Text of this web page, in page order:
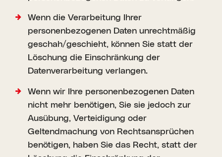
Wenn die Verarbeitung Ihrer
personenbezogenen Daten unrechtmäßig
geschah/geschieht, können Sie statt der
Löschung die Einschränkung der
Datenverarbeitung verlangen.
Wenn wir Ihre personenbezogenen Daten
nicht mehr benötigen, Sie sie jedoch zur
Ausübung, Verteidigung oder
Geltendmachung von Rechtsansprüchen
benötigen, haben Sie das Recht, statt der